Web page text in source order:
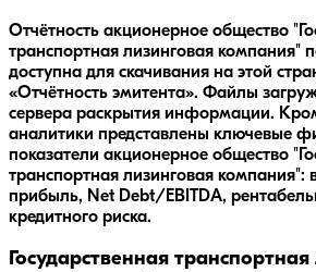
Отчётность акционерное общество
транспортная лизинговая
доступна для скачивания на этой
«Отчётность эмитента». Файлы
сервера раскрытия информации.
аналитики представлены ключевые
показатели акционерное общество
транспортная лизинговая компания":
прибыль, Net Debt/EBITDA,
кредитного риска.
Государственная